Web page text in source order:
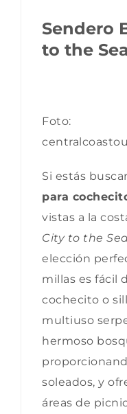
Sendero
to the
Foto:
Si estás
para
vistas a la
City to the Sea
elección
millas es fácil
cochecito o
multiuso
hermoso
soleados, y
áreas de